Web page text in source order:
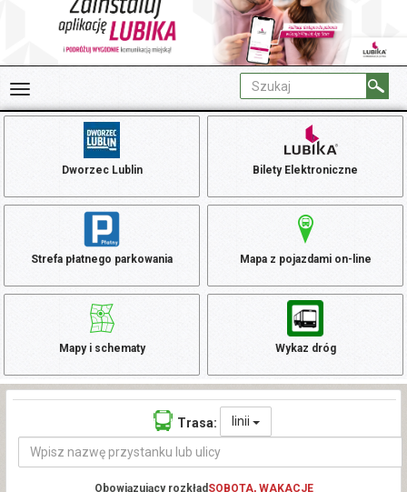
Dworzec Lublin Bilety Elektroniczne
Strefa płatnego parkowania Mapa z pojazdami on-line
Mapy i schematy Wykaz dróg
Trasa: linii
Obowiązujący rozkład SOBOTA, WAKACJE